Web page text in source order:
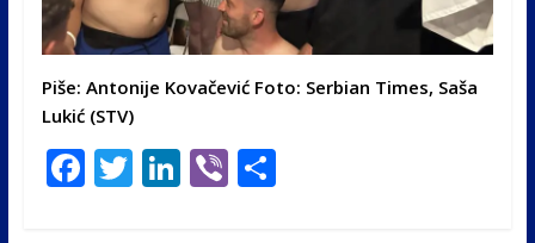
Piše: Antonije Kovačević Foto: Serbian Times, Saša
Lukić (STV)
F T Li Vi S